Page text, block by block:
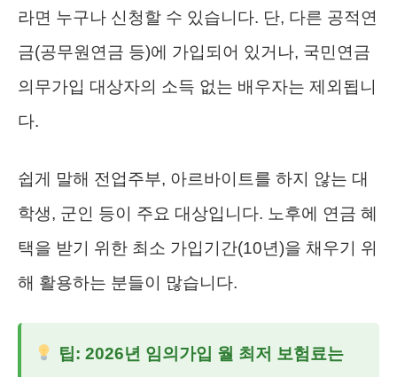
라면 누구나 신청할 수 있습니다. 단, 다른 공적연
금(공무원연금 등)에 가입되어 있거나, 국민연금
의무가입 대상자의 소득 없는 배우자는 제외됩니
다.
쉽게 말해 전업주부, 아르바이트를 하지 않는 대
학생, 군인 등이 주요 대상입니다. 노후에 연금 혜
택을 받기 위한 최소 가입기간(10년)을 채우기 위
해 활용하는 분들이 많습니다.
팁: 2026년 임의가입 월 최저 보험료는